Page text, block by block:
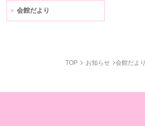
会館だより
TOP お知らせ 会館だよ